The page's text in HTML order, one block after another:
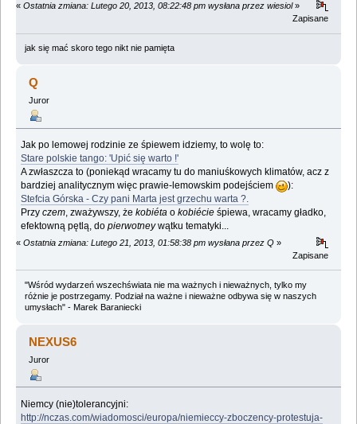
« Ostatnia zmiana: Lutego 20, 2013, 08:22:48 pm wysłana przez wiesiol»
Zapisane
jak się mać skoro tego nikt nie pamięta
Q
Juror
Jak po lemowej rodzinie ze śpiewem idziemy, to wolę to:
Stare polskie tango: 'Upić się warto !'
A zwłaszcza to (poniekąd wracamy tu do maniuśkowych klimatów, acz z
bardziej analitycznym więc prawie-lemowskim podejściem
):
Stefcia Górska - Czy pani Marta jest grzechu warta ?.
Przyczem, zważywszy, żekobiéta okobiécie śpiewa, wracamy gładko,
efektowną pętlą, dopierwotneywątku tematyki...
« Ostatnia zmiana: Lutego 21, 2013, 01:58:38 pm wysłana przez Q »
Zapisane
"Wśród wydarzeń wszechświata nie ma ważnych i nieważnych, tylko my
różnie je postrzegamy. Podział na ważne i nieważne odbywa się w naszych
umysłach" - Marek Baraniecki
NEXUS6
Juror
Niemcy (nie)tolerancyjni:
http://nczas.com/wiadomosci/europa/niemieccy-zboczency-protestuja-